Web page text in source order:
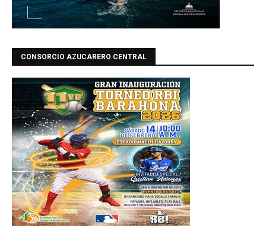
CONSORCIO AZUCARERO CENTRAL